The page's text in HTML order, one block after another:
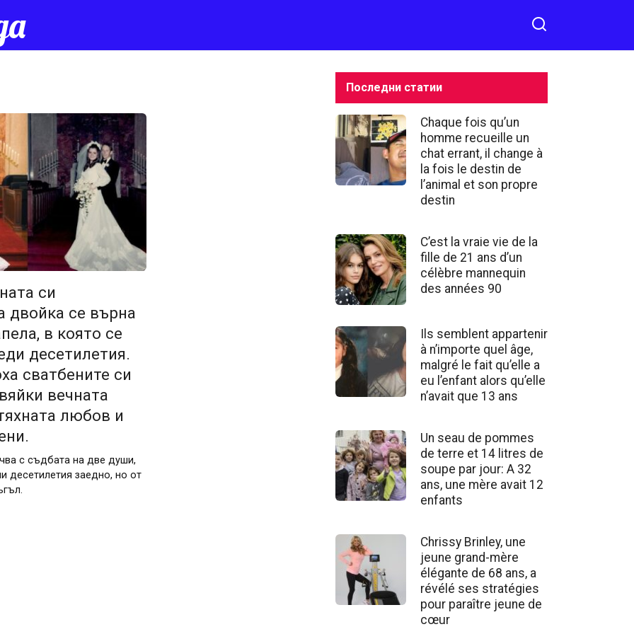
си
двойка се върна
в която се
десетилетия.
сватбените си
вечната
любов и
с съдбата на две души,
десетилетия заедно, но от
Последни статии
Chaque fois qu’un
homme recueille un
chat errant, il change à
la fois le destin de
l’animal et son propre
destin
C’est la vraie vie de la
fille de 21 ans d’un
célèbre mannequin
des années 90
Ils semblent appartenir
à n’importe quel âge,
malgré le fait qu’elle a
eu l’enfant alors qu’elle
n’avait que 13 ans
Un seau de pommes
de terre et 14 litres de
soupe par jour: A 32
ans, une mère avait 12
enfants
Chrissy Brinley, une
jeune grand-mère
élégante de 68 ans, a
révélé ses stratégies
pour paraître jeune de
cœur